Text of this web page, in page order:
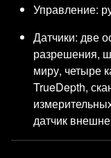
Управление:
Датчики: две
разрешения,
миру, четыре
TrueDepth,
датчик